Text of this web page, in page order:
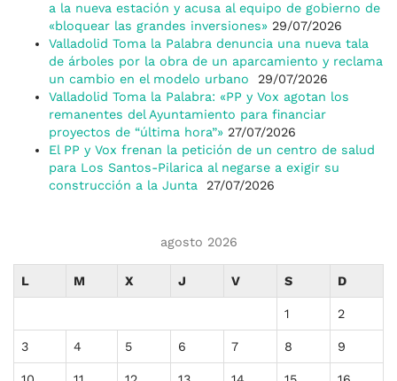
a la nueva estación y acusa al equipo de gobierno de
«bloquear las grandes inversiones» 29/07/2026
Valladolid Toma la Palabra denuncia una nueva tala
de árboles por la obra de un aparcamiento y reclama
un cambio en el modelo urbano
29/07/2026
Valladolid Toma la Palabra: «PP y Vox agotan los
remanentes del Ayuntamiento para financiar
proyectos de “última hora”» 27/07/2026
El PP y Vox frenan la petición de un centro de salud
para Los Santos-Pilarica al negarse a exigir su
construcción a la Junta
27/07/2026
agosto 2026
L M X J V S D
1 2
3 4 5 6 7 8 9